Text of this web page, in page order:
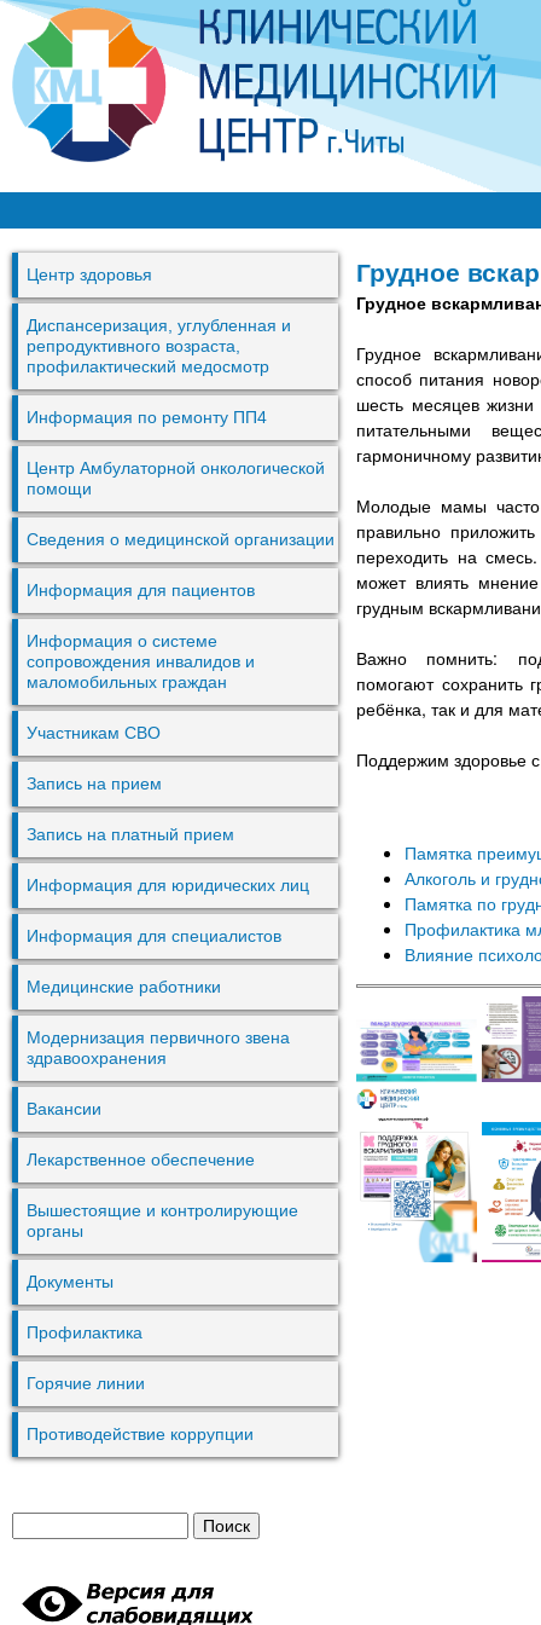
к
М
Ц
Ч
и
ы
Грудное
Грудное
Грудное
способ питания
шесть месяцев
питательными
гармоничному
Молодые мамы
правильно
переходить на
может влиять
грудным
Важно помнить:
помогают сохранить
ребёнка, так и для
Поддержим здоровье
Памятка
Алкоголь и
Памятка по
Профилактика
Влияние
Центр здоровья
Диспансеризация, углубленная и
репродуктивного возраста,
профилактический медосмотр
Информация по ремонту ПП4
Центр Амбулаторной онкологической
помощи
Сведения о медицинской организации
Информация для пациентов
Информация о системе
сопровождения инвалидов и
маломобильных граждан
Участникам СВО
Запись на прием
Запись на платный прием
Информация для юридических лиц
Информация для специалистов
Медицинские работники
Модернизация первичного звена
здравоохранения
Вакансии
Лекарственное обеспечение
Вышестоящие и контролирующие
органы
Документы
Профилактика
Горячие линии
Противодействие коррупции
Ф
о